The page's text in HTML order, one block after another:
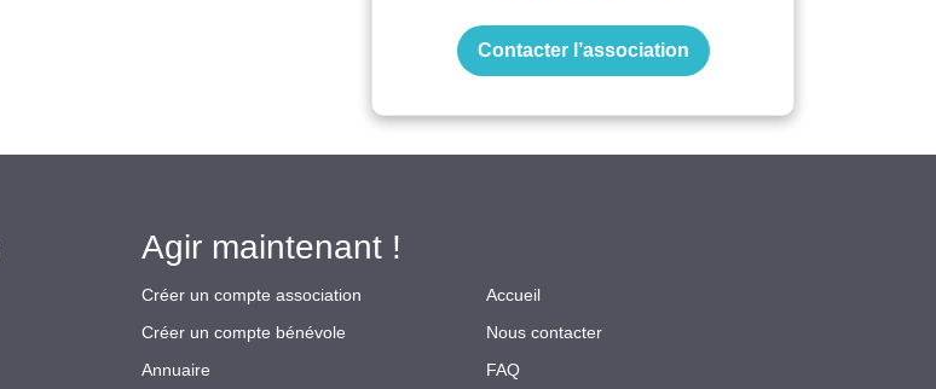
Contacter l’association
Agir maintenant !
Créer un compte association
Créer un compte bénévole
Annuaire
Accueil
Nous contacter
FAQ